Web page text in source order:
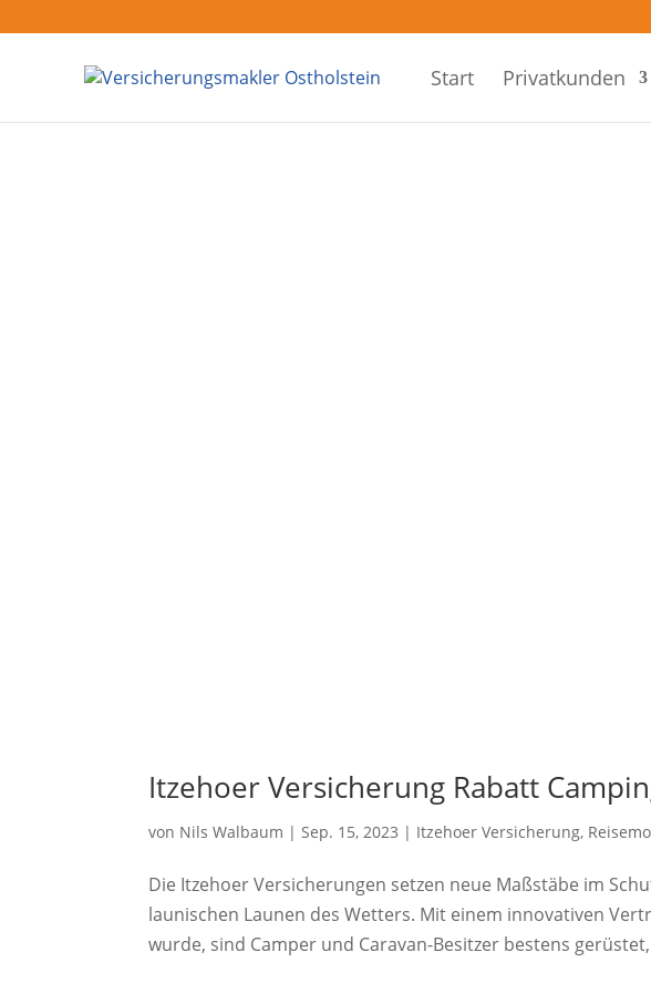
Start Privatkunden
Itzehoer Versicherung Rabatt
von Nils Walbaum | Sep. 15, 2023 | Itzehoer Versicherung,
Die Itzehoer Versicherungen setzen neue Maßstäbe im
launischen Launen des Wetters. Mit einem innovativen
wurde, sind Camper und Caravan-Besitzer bestens